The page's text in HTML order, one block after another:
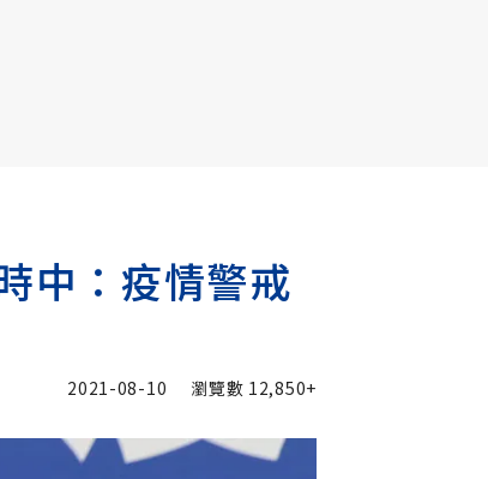
中：疫情警戒
2021-08-10 瀏覽數 12,850+